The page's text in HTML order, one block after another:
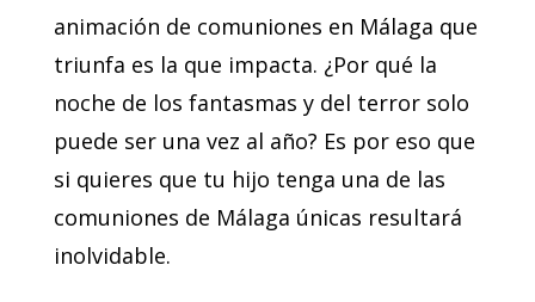
animación de comuniones en Málaga que
triunfa es la que impacta. ¿Por qué la
noche de los fantasmas y del terror solo
puede ser una vez al año? Es por eso que
si quieres que tu hijo tenga una de las
comuniones de Málaga únicas resultará
inolvidable.